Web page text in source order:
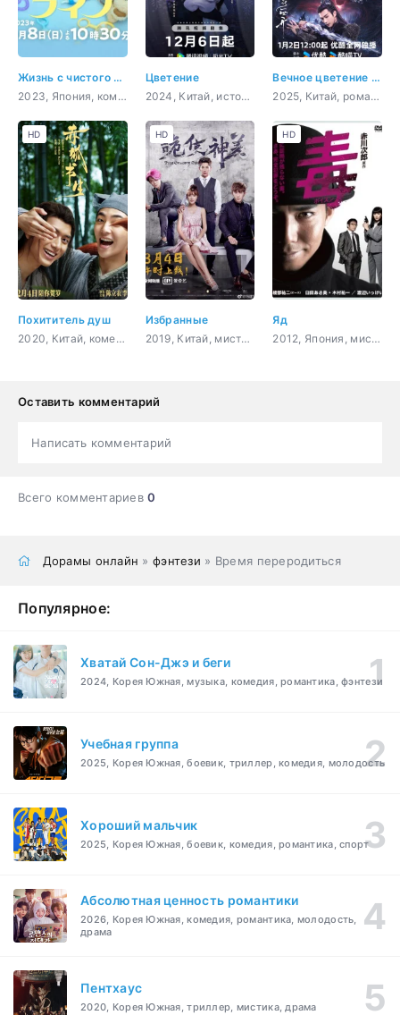
Жизнь с чистого листа
2023, Япония, комедия, повседневность, фэнтези
Цветение
2024, Китай, история, мистика, романтика, фэнтези
Вечное цветение персиков
2025, Китай, романтика, восточные единоборства, драма, фэнтези
Похититель душ
2020, Китай, комедия, восточные единоборства, фэнтези
HD
Избранные
2019, Китай, мистика, комедия, фэнтези
HD
Яд
2012, Япония, мистика, sci-fi
HD
Оставить комментарий
Написать комментарий
Всего комментариев0
Дорамы онлайн »фэнтези » Время переродиться
Популярное:
Хватай Сон-Джэ и беги
2024, Корея Южная, музыка, комедия, романтика, фэнтези
Учебная группа
2025, Корея Южная, боевик, триллер, комедия, молодость
Хороший мальчик
2025, Корея Южная, боевик, комедия, романтика, спорт
Абсолютная ценность романтики
2026, Корея Южная, комедия, романтика, молодость,
драма
Пентхаус
2020, Корея Южная, триллер, мистика, драма